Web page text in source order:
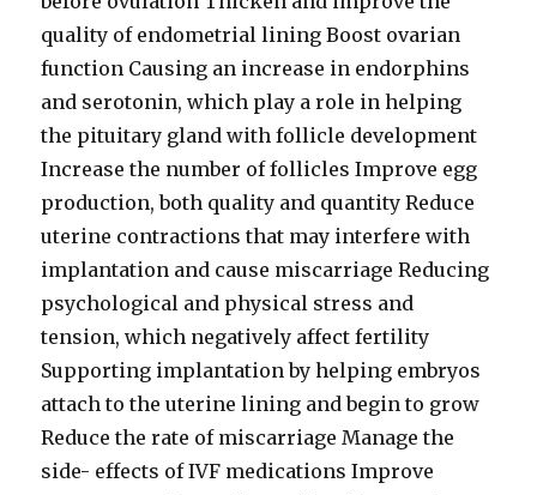
quality of endometrial lining Boost ovarian
function Causing an increase in endorphins
and serotonin, which play a role in helping
the pituitary gland with follicle development
Increase the number of follicles Improve egg
production, both quality and quantity Reduce
uterine contractions that may interfere with
implantation and cause miscarriage Reducing
psychological and physical stress and
tension, which negatively affect fertility
Supporting implantation by helping embryos
attach to the uterine lining and begin to grow
Reduce the rate of miscarriage Manage the
side- effects of IVF medications Improve